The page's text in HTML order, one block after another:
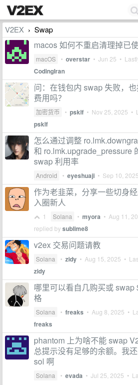
V2EX › Swap
macos 如何不重启清理掉已
macOS • overstar • Jun 25 •
CodingIran
问：在钱包内 swap 失败，
费用吗？
加密货币 • psklf • Nov 25, 2025 •
psklf
怎么通过调整
和 ro.lmk.upgrade_pressure
swap 利用率
Android • eyeshuaji • Sep 10, 2025
作为老韭菜，分享一些切身
入圈新人
1 Solana • myora • Aug 11,
replied bysublime8
v2ex 交易问题请教
Solana • zidy • Aug 15, 2025 •
zidy
哪里可以看自几购买或 swap
格
Solana • freaks • Aug 8, 2025 •
freaks
phantom 上为啥不能 swap
总提示没有足够的余额。我
sol 啊
Solana • evada • Jul 25, 2025 •